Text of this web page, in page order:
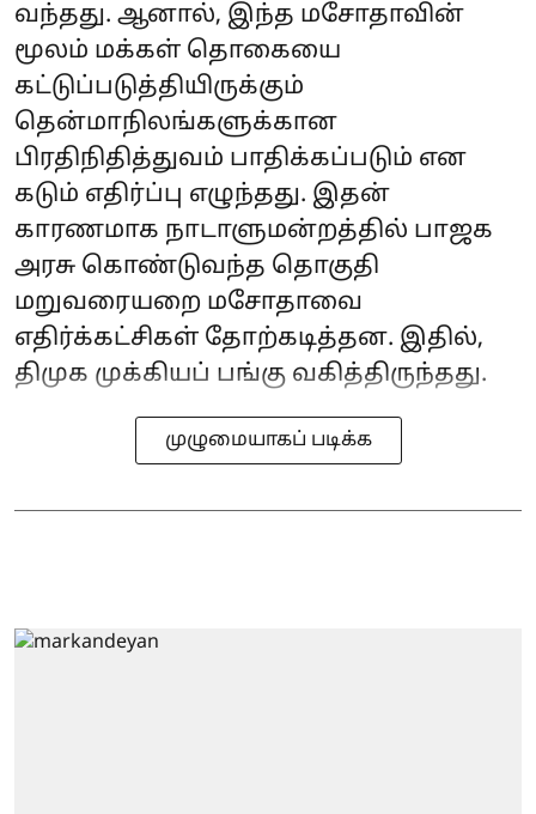
வந்தது. ஆனால், இந்த மசோதாவின்
மூலம் மக்கள் தொகையை
கட்டுப்படுத்தியிருக்கும்
தென்மாநிலங்களுக்கான
பிரதிநிதித்துவம் பாதிக்கப்படும் என
கடும் எதிர்ப்பு எழுந்தது. இதன்
காரணமாக நாடாளுமன்றத்தில் பாஜக
அரசு கொண்டுவந்த தொகுதி
மறுவரையறை மசோதாவை
எதிர்க்கட்சிகள் தோற்கடித்தன. இதில்,
திமுக முக்கியப் பங்கு வகித்திருந்தது.
முழுமையாகப் படிக்க